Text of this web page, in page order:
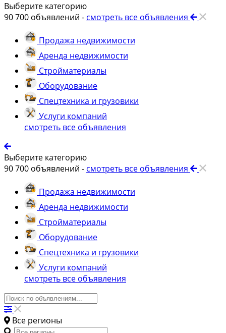
Выберите категорию
90 700 объявлений - смотреть все объявления
Продажа недвижимости
Аренда недвижимости
Стройматериалы
Оборудование
Спецтехника и грузовики
Услуги компаний
смотреть все объявления
Выберите категорию
90 700 объявлений - смотреть все объявления
Продажа недвижимости
Аренда недвижимости
Стройматериалы
Оборудование
Спецтехника и грузовики
Услуги компаний
смотреть все объявления
Все регионы